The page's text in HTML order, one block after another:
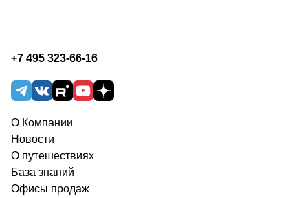
+7 495 323-66-16
О Компании
Новости
О путешествиях
База знаний
Офисы продаж